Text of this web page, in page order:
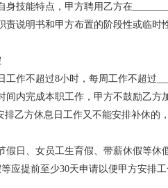
身技能特点，甲方聘用乙方在
责说明书和甲方布置的阶段性或临时
工作不超过8小时，每周工作不超过
间内完成本职工作，甲方不鼓励乙
排乙方休息日工作又不能安排补休的
假日、女员工生育假、带薪休假等
应提前至少30天申请以便甲方安排